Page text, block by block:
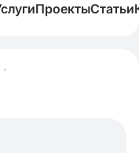
ПроектыСтатьи
•